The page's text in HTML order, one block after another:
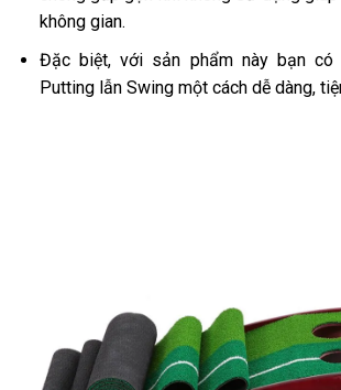
không gian.
Đặc biệt, với sản phẩm này bạn có
Putting lẫn Swing một cách dễ dàng,